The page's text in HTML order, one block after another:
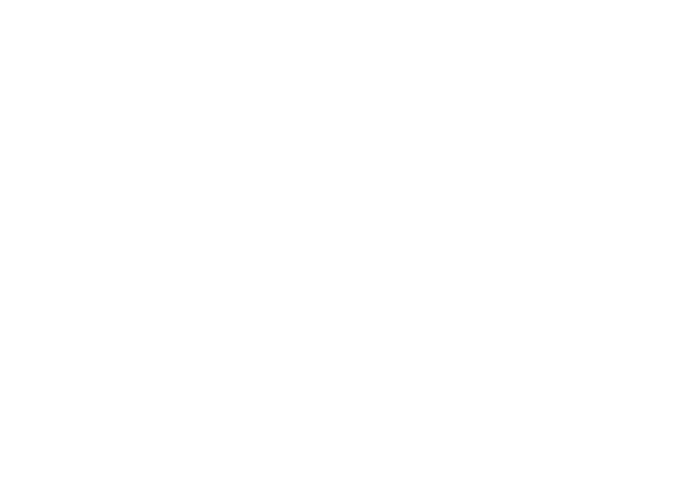
tenant les perles entre elles est choisi pour être
tire dessus.
il va permettre
porter avec féminité, sans devoir s'inquiéter de devoir
plusieurs fois dans la journée.